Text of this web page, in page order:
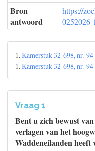
Bron
antwoord
https://
0252026-
1.Kamerstuk 32 698, nr. 94
1.Kamerstuk 32 698, nr. 94
Vraag 1
Bent u zich bewust
verlagen van het
Waddeneilanden heeft